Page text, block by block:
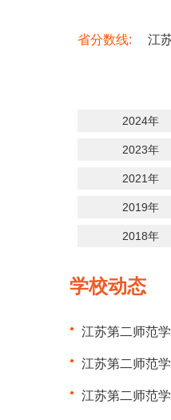
省分数线: 江
2024年
2023年
2021年
2019年
2018年
学校动态
江苏第二师范学院
江苏第二师范
江苏第二师范